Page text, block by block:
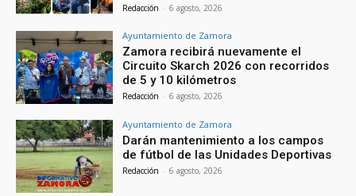
Redacción - 6 agosto, 2026
Ayuntamiento de Zamora
Zamora recibirá nuevamente el
Circuito Skarch 2026 con recorridos
de 5 y 10 kilómetros
Redacción - 6 agosto, 2026
Ayuntamiento de Zamora
Darán mantenimiento a los campos
de fútbol de las Unidades Deportivas
Redacción - 6 agosto, 2026